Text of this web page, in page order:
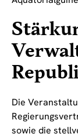
Die
sowie die